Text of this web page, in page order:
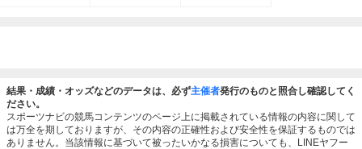
結果・成績・オッズなどのデータは、必ず主催者発行のものと照合し確認してく
ださい。
スポーツナビの競馬コンテンツのページ上に掲載されている情報の内容に関して
は万全を期しておりますが、その内容の正確性および安全性を保証するものでは
ありません。当該情報に基づいて被ったいかなる損害についても、LINEヤフー